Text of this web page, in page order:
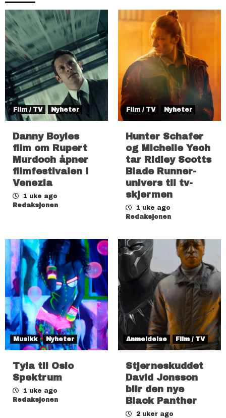
Film / TV Nyheter
Danny Boyles
film om Rupert
Murdoch åpner
filmfestivalen i
Venezia
1 uke ago
Redaksjonen
Film / TV Nyheter
Hunter Schafer
og Michelle Yeoh
tar Ridley Scotts
Blade Runner-
univers til tv-
skjermen
1 uke ago
Redaksjonen
Musikk Nyheter
Tyla til Oslo
Spektrum
1 uke ago
Redaksjonen
Anmeldelse Film / TV
Stjerneskuddet
David Jonsson
blir den nye
Black Panther
2 uker ago